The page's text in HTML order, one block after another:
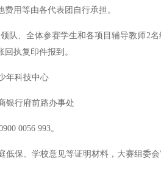
用等由各代表团自行承担。
、全体参赛学生和各项目辅导教师2名
执复印件报到。
科技中心
行府前路办事处
0056 993。
保、学校意见等证明材料，大赛组委会